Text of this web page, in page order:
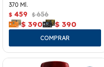
370 Ml.
$ 459 $ 656
$ 390 $ 390